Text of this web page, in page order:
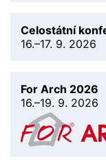
Celostátní
16.–17. 9. 2026
For Arch 2026
16.–19. 9. 2026